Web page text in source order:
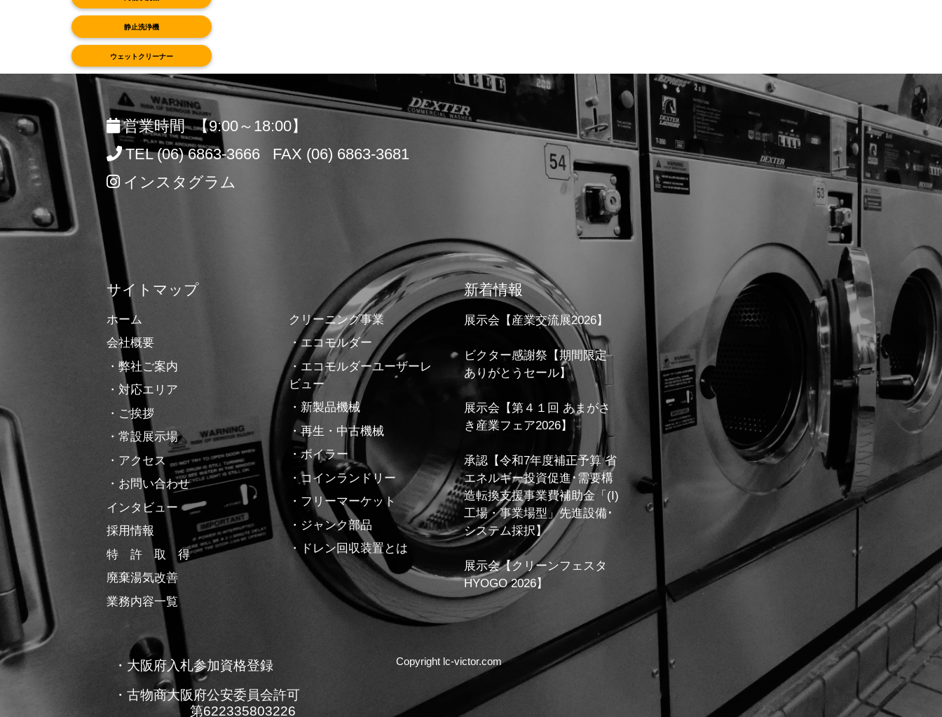
静止洗浄機
ウェットクリーナー
営業時間 【9:00～18:00】
TEL (06) 6863-3666 FAX (06) 6863-3681
インスタグラム
サイトマップ
ホーム
会社概要
・弊社ご案内
・対応エリア
・ご挨拶
・常設展示場
・アクセス
・お問い合わせ
インタビュー
採用情報
特 許 取 得
廃棄湯気改善
業務内容一覧
クリーニング事業
・エコモルダー
・エコモルダーユーザーレ
ビュー
・新製品機械
・再生・中古機械
・ボイラー
・コインランドリー
・フリーマーケット
・ジャンク部品
・ドレン回収装置とは
新着情報
展示会【産業交流展2026】
ビクター感謝祭【期間限定
ありがとうセール】
展示会【第４１回 あまがさ
き産業フェア2026】
承認【令和7年度補正予算 省
エネルギー投資促進･需要構
造転換支援事業費補助金「(I)
工場・事業場型」先進設備･
システム採択】
展示会【クリーンフェスタ
HYOGO 2026】
・大阪府入札参加資格登録
・古物商大阪府公安委員会許可
第622335803226
Copyright lc-victor.com